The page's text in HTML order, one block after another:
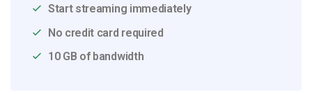
Start streaming immediately
No credit card required
10 GB of bandwidth